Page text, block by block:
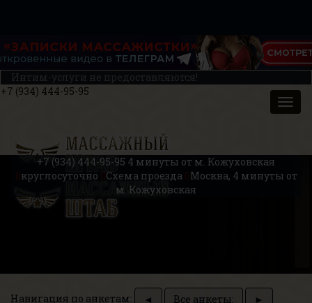
Интим-услуги не предоставляются!
+7 (934) 444-95-95
+7 (934) 444-95-95 4 минуты от м. Кожуховская
круглосуточно
Схема проезда
Москва, 4 минуты от
м. Кожуховская
Навигация по анкетам: ◄ Все анкеты: ►